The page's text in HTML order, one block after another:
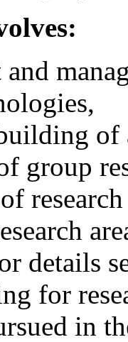
of
group
details
for
in